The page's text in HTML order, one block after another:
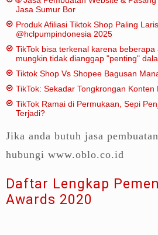
Jasa Sumur Bor
Produk Afiliasi Tiktok Shop Paling
@hclpumpindonesia 2025
TikTok bisa terkenal karena beberapa
mungkin tidak dianggap "penting"
Tiktok Shop Vs Shopee Bagusan
TikTok: Sekadar Tongkrongan Konten
TikTok Ramai di Permukaan, Sepi
Terjadi?
Jika anda butuh jasa
hubungi www.oblo.co.id
Daftar Lengkap
Awards 2020